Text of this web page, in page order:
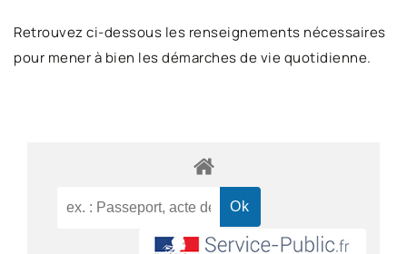
Retrouvez ci-dessous les renseignements nécessaires
pour mener à bien les démarches de vie quotidienne.